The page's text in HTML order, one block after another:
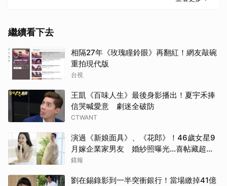
繼續看下去
相隔27年《玫瑰瞳鈴眼》再翻紅！網友敲碗
重拍現代版
台視
王凱《百味人生》最後身影播出！夏宇禾捧
信哭喊愛意 劇迷全破防
CTWANT
演過《新娘面具》、《花郎》！46歲女星9
月嫁企業家男友 婚紗照曝光…喜帖藏超甜
告白
鏡報
劉在錫錄影到一半突衝銀行！當場繳掉41億